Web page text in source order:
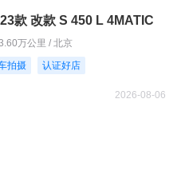
款 改款 S 450 L 4MATIC
万公里 / 北京
拍摄 认证好店
2026-08-06